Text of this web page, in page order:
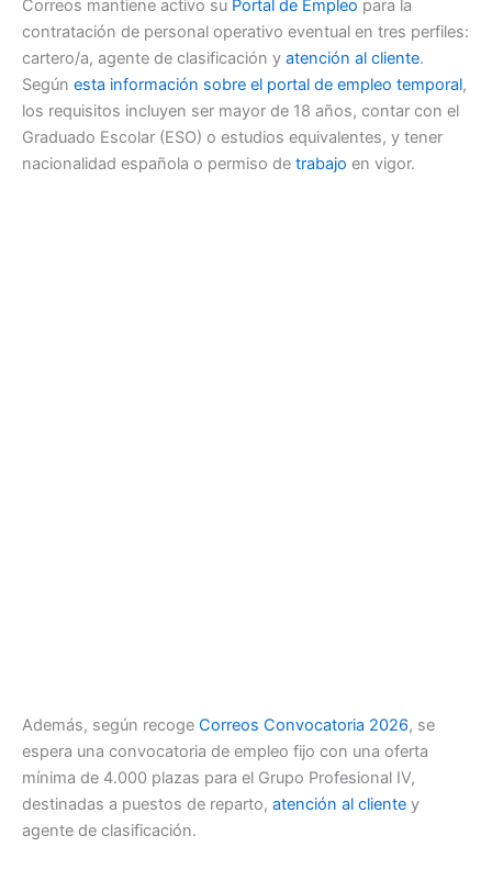
Correos mantiene activo su Portal de Empleo para la
contratación de personal operativo eventual en tres perfiles:
cartero/a, agente de clasificación y atención al cliente.
Según esta información sobre el portal de empleo temporal,
los requisitos incluyen ser mayor de 18 años, contar con el
Graduado Escolar (ESO) o estudios equivalentes, y tener
nacionalidad española o permiso de trabajo en vigor.
Además, según recoge Correos Convocatoria 2026, se
espera una convocatoria de empleo fijo con una oferta
mínima de 4.000 plazas para el Grupo Profesional IV,
destinadas a puestos de reparto, atención al cliente y
agente de clasificación.